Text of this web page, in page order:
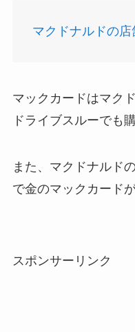
マクドナルドの店
マックカードはマク
ドライブスルーでも
また、マクドナルド
で金のマックカード
スポンサーリンク